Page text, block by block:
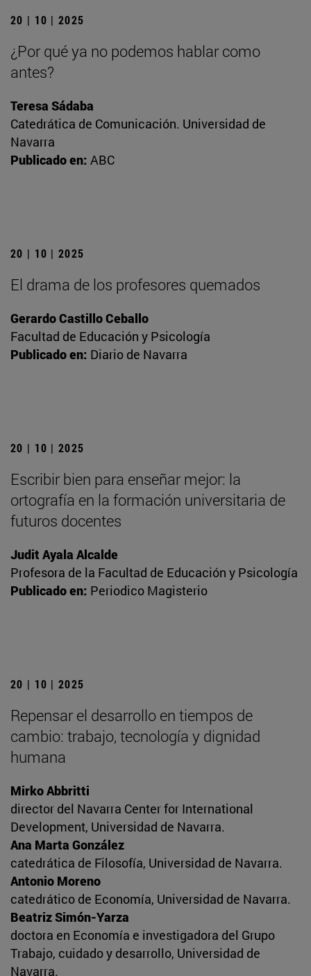
20 | 10 | 2025
¿Por qué ya no podemos hablar como
antes?
Teresa Sádaba
Catedrática de Comunicación. Universidad de
Navarra
Publicado en: ABC
20 | 10 | 2025
El drama de los profesores quemados
Gerardo Castillo Ceballo
Facultad de Educación y Psicología
Publicado en: Diario de Navarra
20 | 10 | 2025
Escribir bien para enseñar mejor: la
ortografía en la formación universitaria de
futuros docentes
Judit Ayala Alcalde
Profesora de la Facultad de Educación y Psicología
Publicado en: Periodico Magisterio
20 | 10 | 2025
Repensar el desarrollo en tiempos de
cambio: trabajo, tecnología y dignidad
humana
Mirko Abbritti
director del Navarra Center for International
Development, Universidad de Navarra.
Ana Marta González
catedrática de Filosofía, Universidad de Navarra.
Antonio Moreno
catedrático de Economía, Universidad de Navarra.
Beatriz Simón-Yarza
doctora en Economía e investigadora del Grupo
Trabajo, cuidado y desarrollo, Universidad de
Navarra.